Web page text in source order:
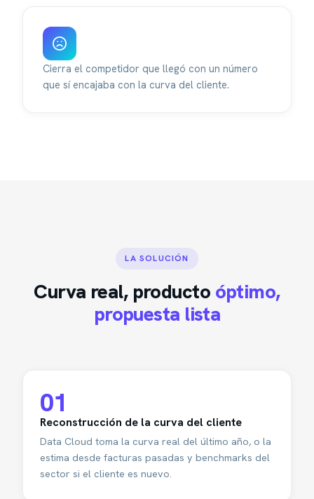
Cierra el competidor que llegó con un número
que sí encajaba con la curva del cliente.
LA SOLUCIÓN
Curva real, producto óptimo,
propuesta lista
01
Reconstrucción de la curva del cliente
Data Cloud toma la curva real del último año, o la
estima desde facturas pasadas y benchmarks del
sector si el cliente es nuevo.